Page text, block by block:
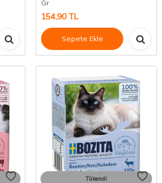
Gr
154,90TL
Sepete Ekle
Tükendi